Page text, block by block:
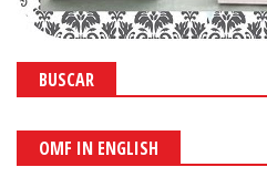
BUSCAR
OMF IN ENGLISH